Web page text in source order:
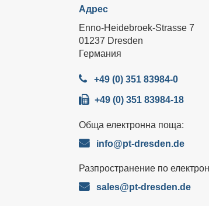
Адрес
Enno-Heidebroek-Strasse 7
01237 Dresden
Германия
+49 (0) 351 83984-0
+49 (0) 351 83984-18
Обща електронна поща:
info@pt-dresden.de
Разпространение по
sales@pt-dresden.de